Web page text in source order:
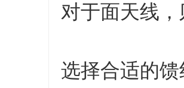
对于面天线
选择合适的